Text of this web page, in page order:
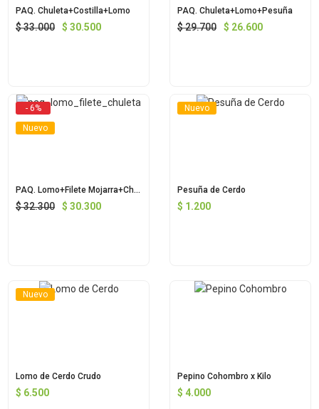
PAQ. Chuleta+Costilla+Lomo
$33.000 $ 30.500
- 6%
Nuevo
PAQ. Lomo+Filete Mojarra+Chuleta
$32.300 $ 30.300
PAQ. Chuleta+Lomo+Pesuña
$29.700 $ 26.600
Nuevo
Pesuña de Cerdo
$ 1.200
Nuevo
Lomo de Cerdo Crudo
$ 6.500
Pepino Cohombro x Kilo
$ 4.000